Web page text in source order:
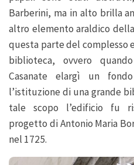
Barberini, ma in alto brilla
altro elemento araldico
questa parte del complesso
biblioteca, ovvero
Casanate elargì un
l’istituzione di una grande
tale scopo l’edificio fu
progetto di Antonio Maria
nel 1725.